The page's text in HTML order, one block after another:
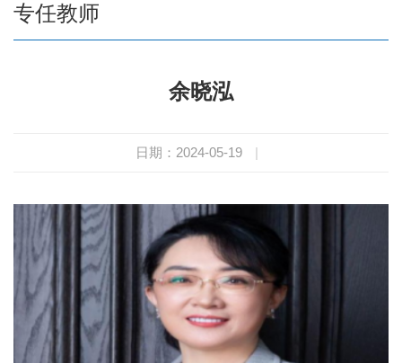
专任教师
余晓泓
日期：2024-05-19 |